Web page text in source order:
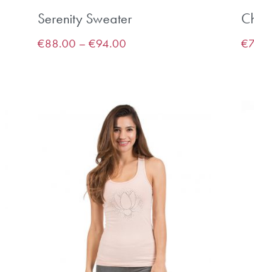
Serenity Sweater
€88.00 – €94.00 €
Melde dich für unseren
Informationen zu Yoga und
und über Kurse und